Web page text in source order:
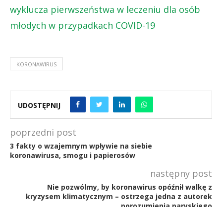
wyklucza pierwszeństwa w leczeniu dla osób
młodych w przypadkach COVID-19
KORONAWIRUS
UDOSTĘPNIJ
poprzedni post
3 fakty o wzajemnym wpływie na siebie
koronawirusa, smogu i papierosów
następny post
Nie pozwólmy, by koronawirus opóźnił walkę z
kryzysem klimatycznym – ostrzega jedna z autorek